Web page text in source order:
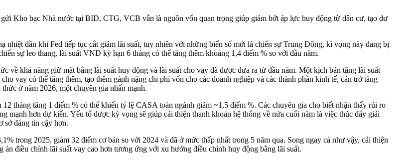
Kho bạc Nhà nước tại BID, CTG, VCB vẫn là nguồn vốn quan trọng giúp giảm bớt áp lực huy động từ dân cư, tạo dư
nhiệt dần khi Fed tiếp tục cắt giảm lãi suất, tuy nhiên với những biến số mới là chiến sự Trung Đông, kì vọng này đang bị
sự leo thang, lãi suất VND kỳ hạn 6 tháng có thể tăng thêm khoảng 1,4 điểm % so với đầu năm.
về khả năng giữ mặt bằng lãi suất huy động và lãi suất cho vay đã được đưa ra từ đầu năm. Một kịch bản tăng lãi suất
vay có thể tăng thêm, tạo thêm gánh nặng chi phí vốn cho các doanh nghiệp và các thành phần kinh tế, cản trở tăng
ở năm 2026, một chuyên gia nhấn mạnh.
tháng tăng 1 điểm % có thể khiến tỷ lệ CASA toàn ngành giảm ~1,5 điểm %. Các chuyên gia cho biết nhận thấy rủi ro
mạnh hơn dự kiến. Yếu tố được kỳ vọng sẽ giúp cải thiện thanh khoản hệ thống về nửa cuối năm là việc thúc đấy giải
sở đáng tin cậy hơn.
trong 2025, giảm 32 điểm cơ bản so với 2024 và đã ở mức thấp nhất trong 5 năm qua. Song ngay cả như vậy, cải thiện
điều chỉnh lãi suất vay cao hơn tương ứng với xu hướng điều chỉnh huy động bằng lãi suất.